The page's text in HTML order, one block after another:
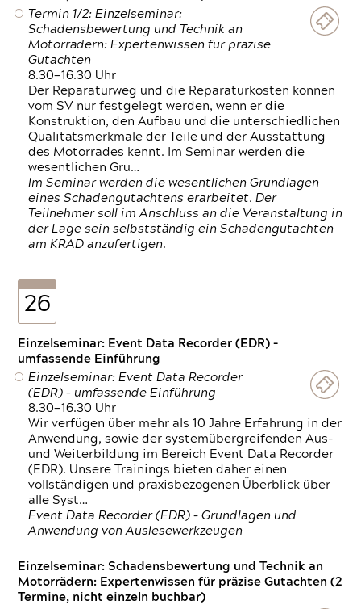
Termin 1/2: Einzelseminar:
Schadensbewertung und Technik an
Motorrädern: Expertenwissen für präzise
Gutachten
8.30—16.30 Uhr
Der Reparaturweg und die Reparaturkosten können
vom SV nur festgelegt werden, wenn er die
Konstruktion, den Aufbau und die unterschiedlichen
Qualitätsmerkmale der Teile und der Ausstattung
des Motorrades kennt. Im Seminar werden die
wesentlichen Gru…
Im Seminar werden die wesentlichen Grundlagen
eines Schadengutachtens erarbeitet. Der
Teilnehmer soll im Anschluss an die Veranstaltung in
der Lage sein selbstständig ein Schadengutachten
am KRAD anzufertigen.
26
Einzelseminar: Event Data Recorder (EDR) –
umfassende Einführung
Einzelseminar: Event Data Recorder
(EDR) – umfassende Einführung
8.30—16.30 Uhr
Wir verfügen über mehr als 10 Jahre Erfahrung in der
Anwendung, sowie der systemübergreifenden Aus-
und Weiterbildung im Bereich Event Data Recorder
(EDR). Unsere Trainings bieten daher einen
vollständigen und praxisbezogenen Überblick über
alle Syst…
Event Data Recorder (EDR) – Grundlagen und
Anwendung von Auslesewerkzeugen
Einzelseminar: Schadensbewertung und Technik an
Motorrädern: Expertenwissen für präzise Gutachten (2
Termine, nicht einzeln buchbar)